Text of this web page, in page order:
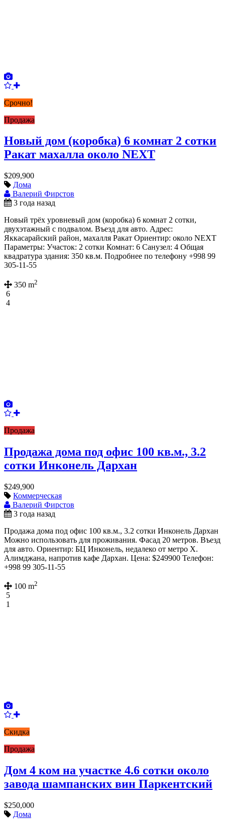
Срочно!
Продажа
Новый дом (коробка) 6 комнат 2 сотки
Ракат махалла около NEXT
$209,900
Дома
Валерий Фирстов
3 года назад
Новый трёх уровневый дом (коробка) 6 комнат 2 сотки,
двухэтажный с подвалом. Въезд для авто. Адрес:
Яккасарайский район, махалля Ракат Ориентир: около NEXT
Параметры: Участок: 2 сотки Комнат: 6 Санузел: 4 Общая
квадратура здания: 350 кв.м. Подробнее по телефону +998 99
305-11-55
350 m2
6
4
Продажа
Продажа дома под офис 100 кв.м., 3.2
сотки Инконель Дархан
$249,900
Коммерческая
Валерий Фирстов
3 года назад
Продажа дома под офис 100 кв.м., 3.2 сотки Инконель Дархан
Можно использовать для проживания. Фасад 20 метров. Въезд
для авто. Ориентир: БЦ Инконель, недалеко от метро Х.
Алимджана, напротив кафе Дархан. Цена: $249900 Телефон:
+998 99 305-11-55
100 m2
5
1
Скидка
Продажа
Дом 4 ком на участке 4.6 сотки около
завода шампанских вин Паркентский
$250,000
Дома